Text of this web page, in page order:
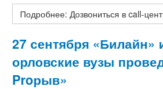
Подробнее: Дозвониться в call-
27 сентября «Билайн»
орловские вузы
Proрыв»